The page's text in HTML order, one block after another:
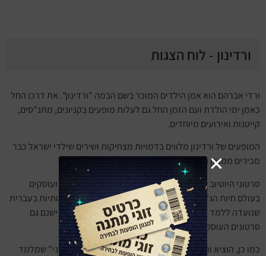
ורדינון - לוח הצגות
ורדי אברהם הוא אמן הילדים המוכר בשם הבמה "ורדינון". את דרכו החל
כאמן ימי הולדת ועם הזמן החל גם לעלות מופעים בקניונים, מתנ"סים,
קייטנות ואירועים מיוחדים.
המופעים של ורדינון מלווים בדמויות מצחיקות ושירים שילדי ישראל כבר
מכירים ממגוון הסרטונים של האמן בערוץ היוטיוב שלו.
סרטוני היוטיוב של ורדינון מותאמים למגוון רחב של גילאים ועוסקים
בעולם חיות הג'ונגל עבור קטנטנים, עולם היצירה וחנות האותיות בעברית
שנועדה ללמד ילדים את אותיות הא' – ב' לקראת כיתה א'. ישנם גם
סרטונים העוסקים בלימוד אנגלית.
כמו כן, הוציא ורדינון שני ספרים חדשים. האחד: "בית צבעוני" שמלמד